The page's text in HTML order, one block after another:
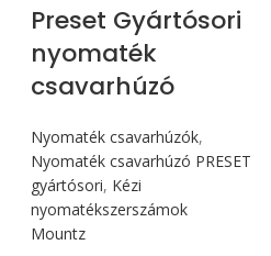
Preset Gyártósori
nyomaték
csavarhúzó
Nyomaték csavarhúzók,
Nyomaték csavarhúzó PRESET
gyártósori, Kézi
nyomatékszerszámok
Mountz